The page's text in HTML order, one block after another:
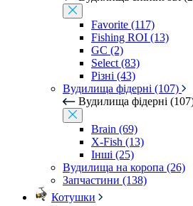
Favorite (117)
Fishing ROI (13)
GC (2)
Select (83)
Різні (43)
Вудилища фідерні (107)
Вудилища фідерні
Brain (69)
X-Fish (13)
Інші (25)
Вудилища на коропа (26)
Запчастини (138)
Котушки